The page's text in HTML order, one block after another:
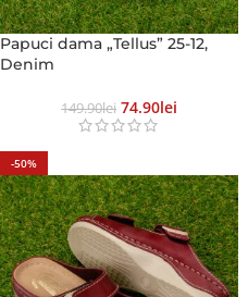
Papuci dama „Tellus” 25-12,
Denim
149.90Lei 74.90Lei
-50%